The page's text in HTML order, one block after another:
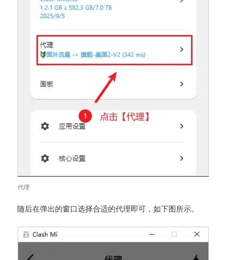
代理
随后在弹出的窗口选择合适的代理即可，如下图所示。